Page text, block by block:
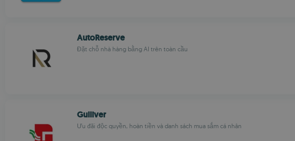
AutoReserve
Đặt chỗ nhà hàng bằng AI trên toàn cầu
Gulliver
Ưu đãi độc quyền, hoàn tiền và danh sách mua sắm cá nhân